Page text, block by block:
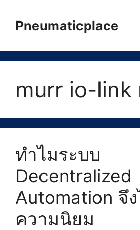
contentPneumaticplace
murr io-link
ทำไมระบบ
Decentralized
Automation จึ
ความนิยม